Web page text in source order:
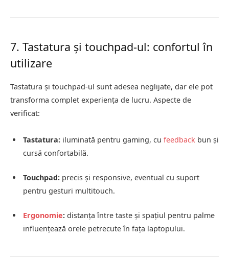
7. Tastatura și touchpad-ul: confortul în
utilizare
Tastatura și touchpad-ul sunt adesea neglijate, dar ele pot
transforma complet experiența de lucru. Aspecte de
verificat:
Tastatura: iluminată pentru gaming, cu feedback bun și
cursă confortabilă.
Touchpad: precis și responsive, eventual cu suport
pentru gesturi multitouch.
Ergonomie: distanța între taste și spațiul pentru palme
influențează orele petrecute în fața laptopului.